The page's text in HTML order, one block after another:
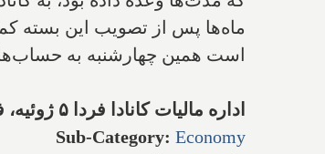
است همین چهارشنبه به
اداره مالیات کانادا فردا ۵ ژوئیه، فقط برای یکبار برای جبران تورم مواد غذایی، به کانادایی‌ها پول می‌دهد
Sub-Category: Economy